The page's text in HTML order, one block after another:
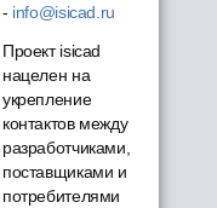
- info@isicad.ru
Проект isicad
нацелен на
укрепление
контактов между
разработчиками,
поставщиками и
потребителями